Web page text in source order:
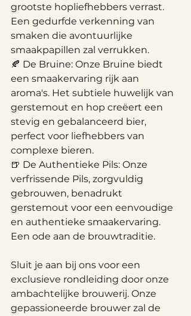
grootste hopliefhebbers verrast.
Een gedurfde verkenning van
smaken die avontuurlijke
smaakpapillen zal verrukken.
🍂 De Bruine: Onze Bruine biedt
een smaakervaring rijk aan
aroma's. Het subtiele huwelijk van
gerstemout en hop creëert een
stevig en gebalanceerd bier,
perfect voor liefhebbers van
complexe bieren.
🍺 De Authentieke Pils: Onze
verfrissende Pils, zorgvuldig
gebrouwen, benadrukt
gerstemout voor een eenvoudige
en authentieke smaakervaring.
Een ode aan de brouwtraditie.
Sluit je aan bij ons voor een
exclusieve rondleiding door onze
ambachtelijke brouwerij. Onze
gepassioneerde brouwer zal de